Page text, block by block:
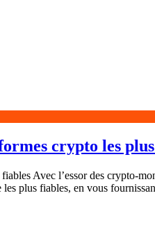
crypto les
Avec l’essor des crypto-
plus fiables, en vous